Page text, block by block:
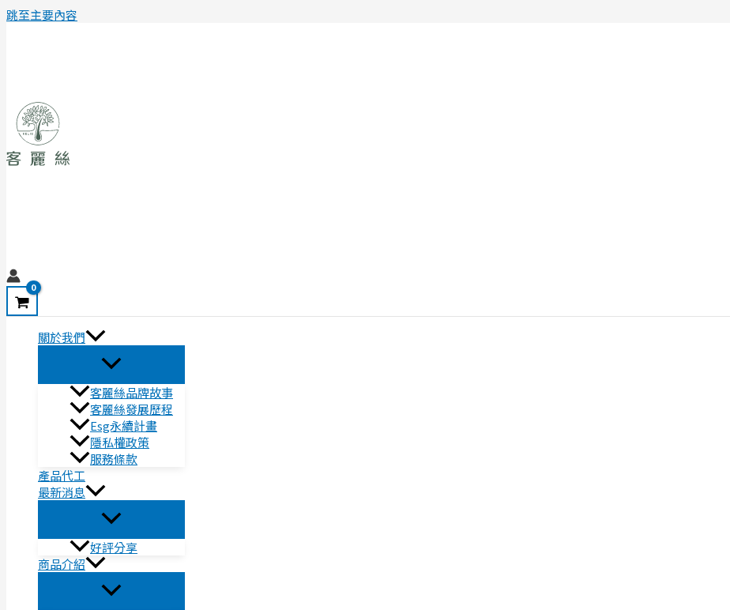
跳至主要內容
關於我們
客麗絲品牌故事
客麗絲發展歷程
Esg永續計畫
隱私權政策
服務條款
產品代工
最新消息
好評分享
商品介紹